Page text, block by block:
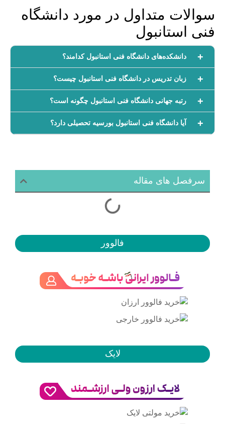
سوالات متداول در مورد دانشگاه
فنی استانبول
دانشکده‌های دانشگاه فنی استانبول کدامند؟
زبان تدریس در دانشگاه فنی استانبول چیست؟
رتبه جهانی دانشگاه فنی استانبول چگونه است؟
آیا دانشگاه فنی استانبول بورسیه تحصیلی دارد؟
سرفصل های مقاله
فالوور
لایک